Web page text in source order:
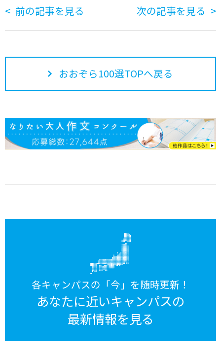
前の記事を見る 次の記事を見る
おおぞら100選TOPへ戻る
各キャンパスの「今」を随時更新！
あなたに近いキャンパスの
最新情報を見る